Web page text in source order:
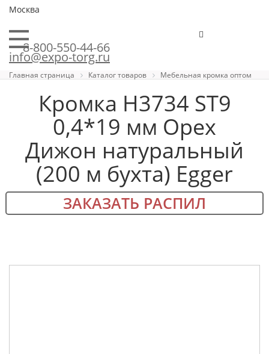
Москва
8-800-550-44-66
info@expo-torg.ru
Главная страница Каталог товаров Мебельная кромка оптом
Кромка H3734 ST9
0,4*19 мм Орех
Дижон натуральный
(200 м бухта) Egger
ЗАКАЗАТЬ РАСПИЛ